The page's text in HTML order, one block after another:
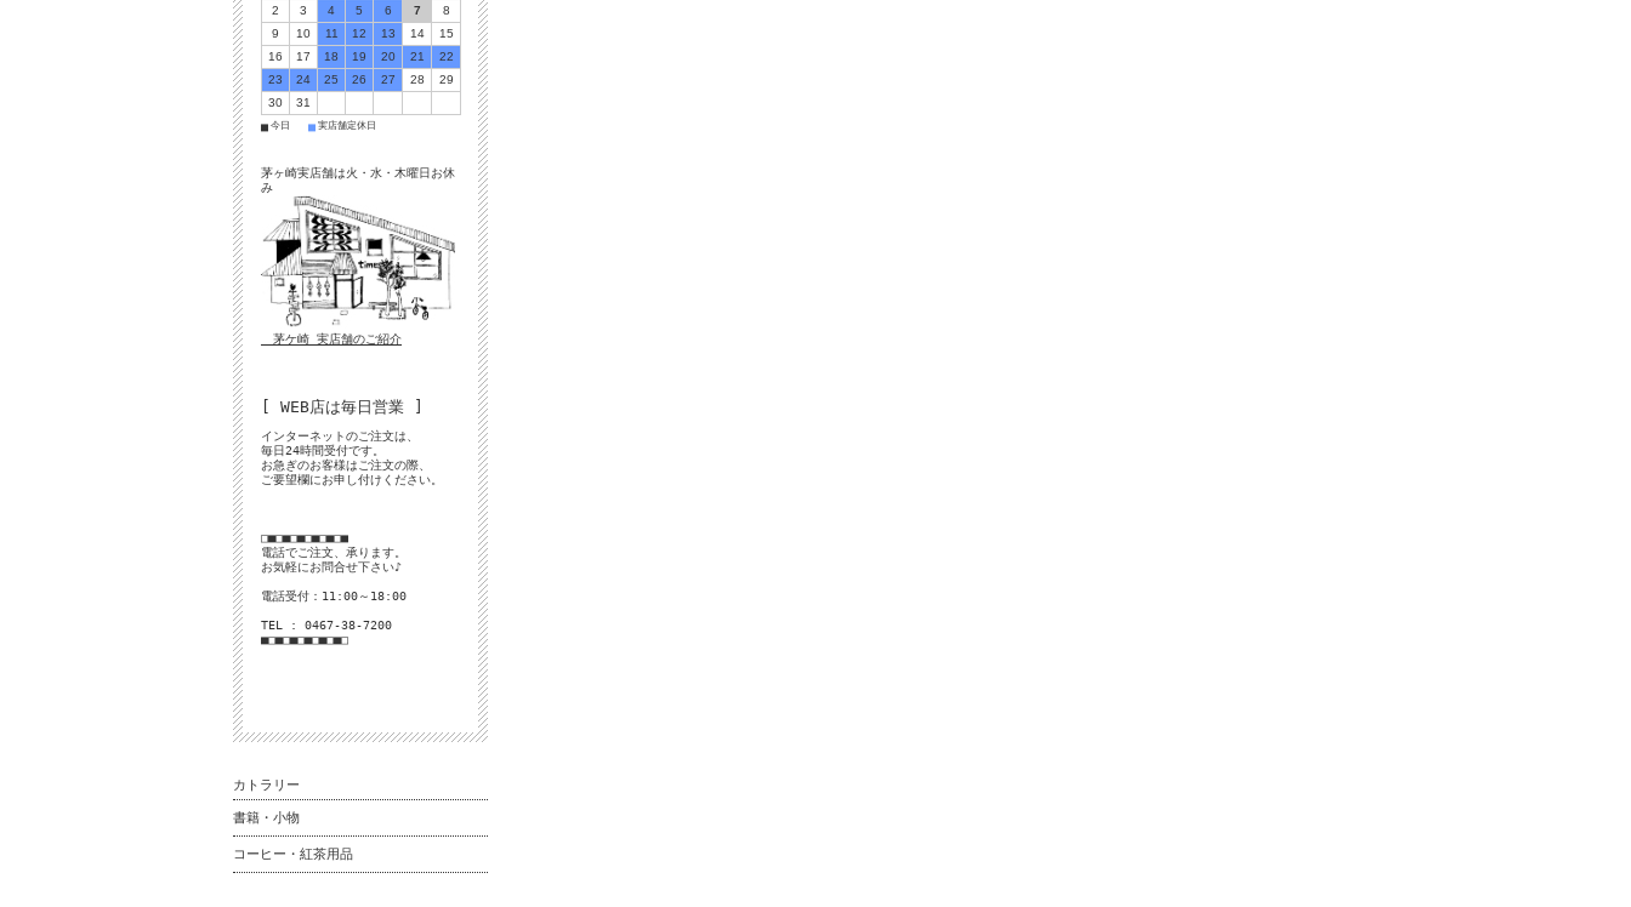
2
3 4 5 6 7
8
9
10 11 12 13 14
15
16
17 18 19 20 21
22
23
24 25 26 27 28
29
30
31
■ 今日 ■ 実店舗定休日
茅ヶ崎実店舗は火・水・木曜日お休
み
茅ケ崎 実店舗のご紹介
[ WEB店は毎日営業 ]
インターネットのご注文は、
毎日24時間受付です。
お急ぎのお客様はご注文の際、
ご要望欄にお申し付けください。
□■□■□■□■□■□■
電話でご注文、承ります。
お気軽にお問合せ下さい♪
電話受付：11:00～18:00
TEL : 0467-38-7200
■□■□■□■□■□■□
カトラリー
書籍・小物
コーヒー・紅茶用品